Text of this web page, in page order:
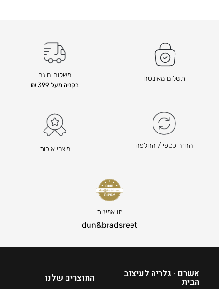
תשלום מאובטח משלוח חינם
בקניה מעל 399 ₪
החזר כספי / החלפה מוצרי איכות
תו אמינות
dun&bradsreet
המוצרים שלנו אשרם - גלריה לעיצוב
הבית